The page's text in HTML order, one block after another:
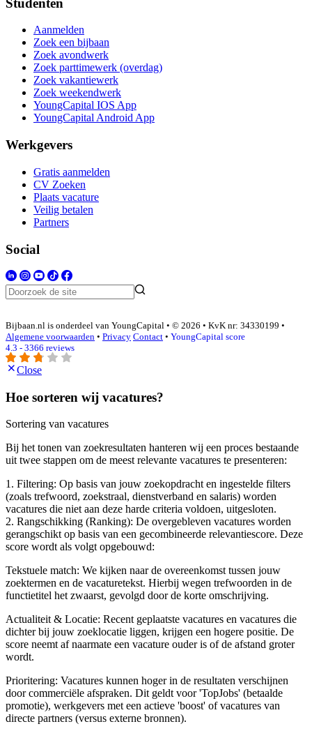
Studenten
Aanmelden
Zoek een bijbaan
Zoek avondwerk
Zoek parttimewerk (overdag)
Zoek vakantiewerk
Zoek weekendwerk
YoungCapital IOS App
YoungCapital Android App
Werkgevers
Gratis aanmelden
CV Zoeken
Plaats vacature
Veilig betalen
Partners
Social
Bijbaan.nl is onderdeel van YoungCapital • © 2026 • KvK nr: 34330199 •
Algemene voorwaarden • Privacy Contact • YoungCapital score
4.3 - 3366 reviews
Close
Hoe sorteren wij vacatures?
Sortering van vacatures
Bij het tonen van zoekresultaten hanteren wij een proces bestaande
uit twee stappen om de meest relevante vacatures te presenteren:
1. Filtering: Op basis van jouw zoekopdracht en ingestelde filters
(zoals trefwoord, zoekstraal, dienstverband en salaris) worden
vacatures die niet aan deze harde criteria voldoen, uitgesloten.
2. Rangschikking (Ranking): De overgebleven vacatures worden
gerangschikt op basis van een gecombineerde relevantiescore. Deze
score wordt als volgt opgebouwd:
Tekstuele match: We kijken naar de overeenkomst tussen jouw
zoektermen en de vacaturetekst. Hierbij wegen trefwoorden in de
functietitel het zwaarst, gevolgd door de korte omschrijving.
Actualiteit & Locatie: Recent geplaatste vacatures en vacatures die
dichter bij jouw zoeklocatie liggen, krijgen een hogere positie. De
score neemt af naarmate een vacature ouder is of de afstand groter
wordt.
Prioritering: Vacatures kunnen hoger in de resultaten verschijnen
door commerciële afspraken. Dit geldt voor 'TopJobs' (betaalde
promotie), werkgevers met een actieve 'boost' of vacatures van
directe partners (versus externe bronnen).